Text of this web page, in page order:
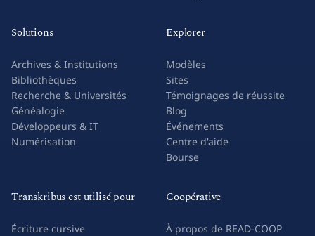
Solutions
Archives & Institutions
Bibliothèques
Recherche & Universités
Généalogie
Développeurs & IT
Numérisation
Explorer
Modèles
Sites
Témoignages de réussite
Blog
Événements
Centre d'aide
Bourse
Transkribus est utilisé pour
Écriture cursive
Coopérative
À propos de READ-COOP